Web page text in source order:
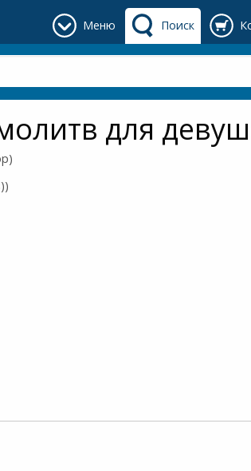
Меню Поиск
для